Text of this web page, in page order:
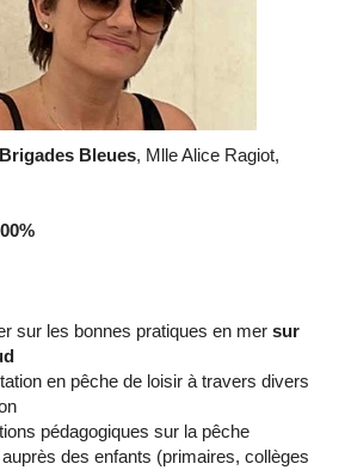
Bleues, Mlle Alice Ragiot,
sur les bonnes pratiques en mer sur
en pêche de loisir à travers divers
pédagogiques sur la pêche
des enfants (primaires, collèges